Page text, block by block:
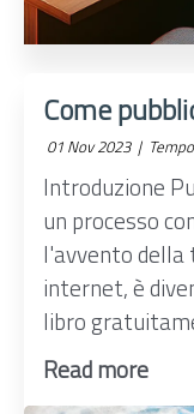
Come
01 Nov 2023 |
Introduzione
un processo
l'avvento della
internet, è
libro
Read more